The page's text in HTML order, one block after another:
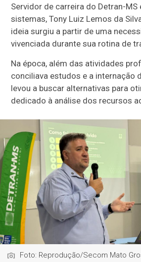
Servidor de carreira do Detran-MS
sistemas, Tony Luiz Lemos da
ideia surgiu a partir de uma
vivenciada durante sua rotina de
Na época, além das atividades
conciliava estudos e a internação
levou a buscar alternativas para
dedicado à análise dos recursos
Foto: Reprodução/Secom Mato